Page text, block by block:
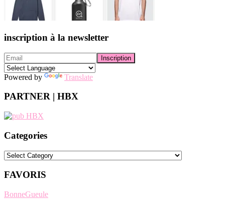
inscription à la newsletter
Powered by Translate
PARTNER | HBX
Categories
Categories
FAVORIS
BonneGueule